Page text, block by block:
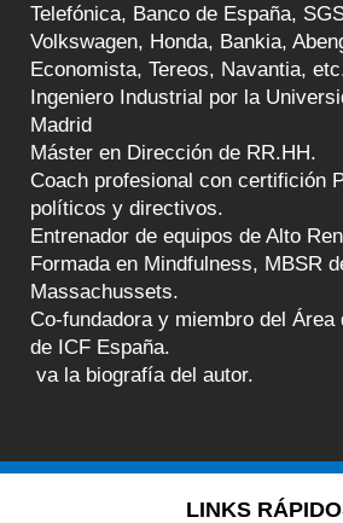
Telefónica, Banco de España,
Volkswagen, Honda, Bankia,
Economista, Tereos, Navantia,
Ingeniero Industrial por la
Madrid
Máster en Dirección de RR.HH.
Coach profesional con certifición
políticos y directivos.
Entrenador de equipos de Alto
Formada en Mindfulness, MBSR
Massachussets.
Co-fundadora y miembro del Área
de ICF España.
va la biografía del autor.
LINKS